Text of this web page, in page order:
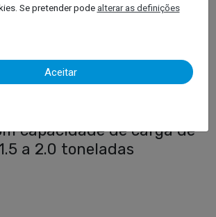
(1.5 a 2.0 ton)
capacidade de carga de
a 2.0 toneladas
Se pretender podealterar as definições
Aceitar